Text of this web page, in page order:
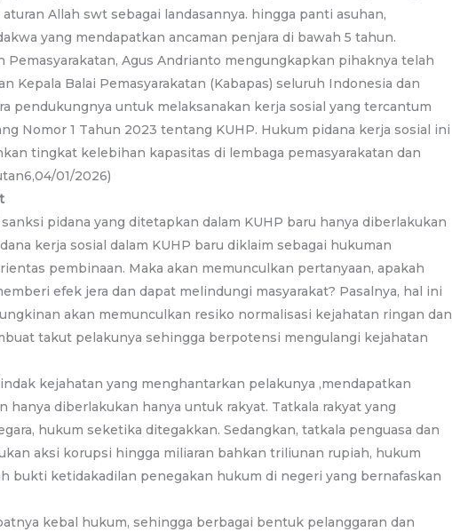
Allah swt sebagai landasannya. hingga panti asuhan,
yang mendapatkan ancaman penjara di bawah 5 tahun.
Pemasyarakatan, Agus Andrianto mengungkapkan pihaknya telah
Kepala Balai Pemasyarakatan (Kabapas) seluruh Indonesia dan
pendukungnya untuk melaksanakan kerja sosial yang tercantum
Nomor 1 Tahun 2023 tentang KUHP. Hukum pidana kerja sosial ini
tingkat kelebihan kapasitas di lembaga pemasyarakatan dan
01/2026)
pidana yang ditetapkan dalam KUHP baru hanya diberlakukan
kerja sosial dalam KUHP baru diklaim sebagai hukuman
pembinaan. Maka akan memunculkan pertanyaan, apakah
efek jera dan dapat melindungi masyarakat? Pasalnya, hal ini
akan memunculkan resiko normalisasi kejahatan ringan dan
takut pelakunya sehingga berpotensi mengulangi kejahatan
kejahatan yang menghantarkan pelakunya ,mendapatkan
hanya diberlakukan hanya untuk rakyat. Tatkala rakyat yang
hukum seketika ditegakkan. Sedangkan, tatkala penguasa dan
aksi korupsi hingga miliaran bahkan triliunan rupiah, hukum
bukti ketidakadilan penegakan hukum di negeri yang bernafaskan
kebal hukum, sehingga berbagai bentuk pelanggaran dan